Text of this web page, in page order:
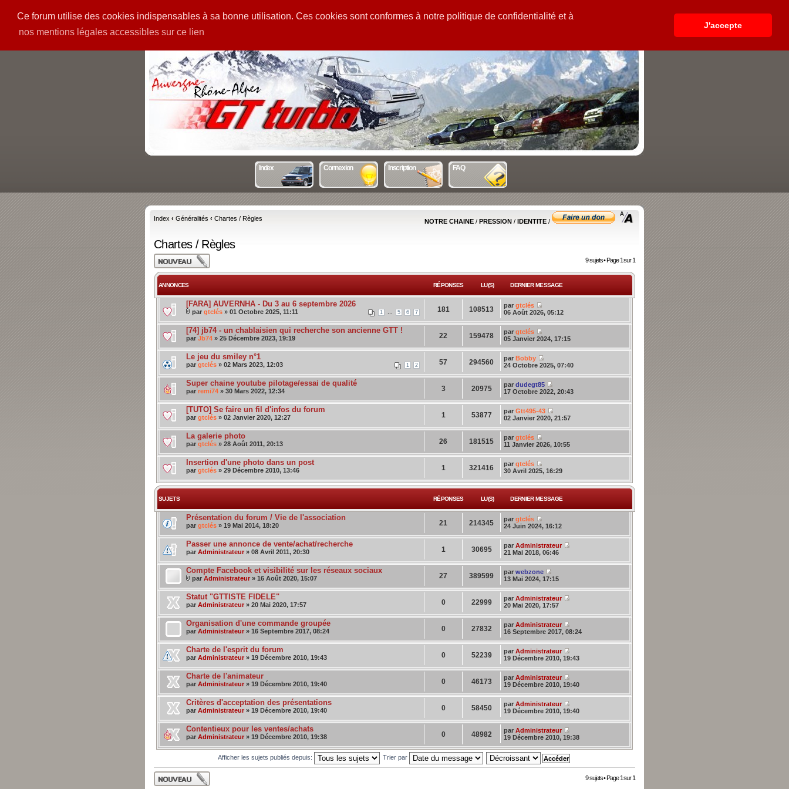
Ce forum utilise des cookies indispensables à sa bonne utilisation. Ces cookies sont conformes à notre politique de confidentialité et à
nos mentions légales accessibles sur ce lien
J'accepte
PIECES
Index Connexion Inscription FAQ
Index ‹ Généralités ‹ Chartes / Règles NOTRE CHAINE / PRESSION / IDENTITE /
Chartes / Règles
Publier un nouveau
sujet
9 sujets • Page1sur1
ANNONCES RÉPONSES LU(S) DERNIER MESSAGE
[FARA] AUVERNHA - Du 3 au 6 septembre 2026
1 5 6 7
par gtclés » 01 Octobre 2025, 11:11 181 108513 par gtclés
06 Août 2026, 05:12
[74] jb74 - un chablaisien qui recherche son ancienne GTT !
par Jb74 » 25 Décembre 2023, 19:19 22 159478 par gtclés
05 Janvier 2024, 17:15
Le jeu du smiley n°1
1 2
par gtclés » 02 Mars 2023, 12:03 57 294560 par Bobby
24 Octobre 2025, 07:40
Super chaine youtube pilotage/essai de qualité
par remi74 » 30 Mars 2022, 12:34 3 20975 par dudegt85
17 Octobre 2022, 20:43
[TUTO] Se faire un fil d'infos du forum
par gtclés » 02 Janvier 2020, 12:27 1 53877 par Gtt495-43
02 Janvier 2020, 21:57
La galerie photo
par gtclés » 28 Août 2011, 20:13 26 181515 par gtclés
11 Janvier 2026, 10:55
Insertion d'une photo dans un post
par gtclés » 29 Décembre 2010, 13:46 1 321416 par gtclés
30 Avril 2025, 16:29
SUJETS RÉPONSES LU(S) DERNIER MESSAGE
Présentation du forum / Vie de l'association
par gtclés » 19 Mai 2014, 18:20 21 214345 par gtclés
24 Juin 2024, 16:12
Passer une annonce de vente/achat/recherche
par Administrateur » 08 Avril 2011, 20:30 1 30695 par Administrateur
21 Mai 2018, 06:46
Compte Facebook et visibilité sur les réseaux sociaux
par Administrateur » 16 Août 2020, 15:07 27 389599 par webzone
13 Mai 2024, 17:15
Statut "GTTISTE FIDELE"
par Administrateur » 20 Mai 2020, 17:57 0 22999 par Administrateur
20 Mai 2020, 17:57
Organisation d'une commande groupée
par Administrateur » 16 Septembre 2017, 08:24 0 27832 par Administrateur
16 Septembre 2017, 08:24
Charte de l'esprit du forum
par Administrateur » 19 Décembre 2010, 19:43 0 52239 par Administrateur
19 Décembre 2010, 19:43
Charte de l'animateur
par Administrateur » 19 Décembre 2010, 19:40 0 46173 par Administrateur
19 Décembre 2010, 19:40
Critères d'acceptation des présentations
par Administrateur » 19 Décembre 2010, 19:40 0 58450 par Administrateur
19 Décembre 2010, 19:40
Contentieux pour les ventes/achats
par Administrateur » 19 Décembre 2010, 19:38 0 48982 par Administrateur
19 Décembre 2010, 19:38
Afficher les sujets publiés depuis: Trier par
Publier un nouveau
sujet
9 sujets • Page1sur1